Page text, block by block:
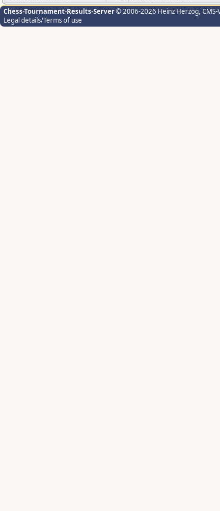
Chess-Tournament-Results-Server© 2006-2026 Heinz Herzog,
Legal details/Terms of use